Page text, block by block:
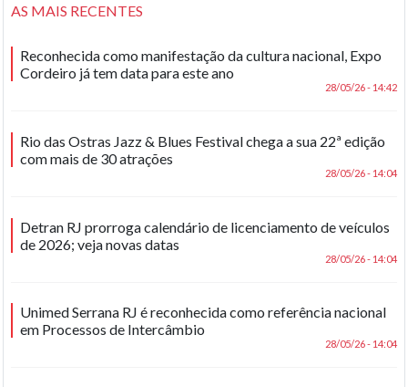
AS MAIS RECENTES
Reconhecida como manifestação da cultura nacional, Expo
Cordeiro já tem data para este ano
28/05/26 - 14:42
Rio das Ostras Jazz & Blues Festival chega a sua 22ª edição
com mais de 30 atrações
28/05/26 - 14:04
Detran RJ prorroga calendário de licenciamento de veículos
de 2026; veja novas datas
28/05/26 - 14:04
Unimed Serrana RJ é reconhecida como referência nacional
em Processos de Intercâmbio
28/05/26 - 14:04